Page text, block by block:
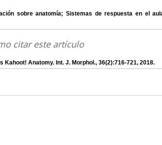
sobre anatomía; Sistemas de respuesta en el
citar este artículo
Kahoot! Anatomy. Int. J. Morphol., 36(2):716-721, 2018.